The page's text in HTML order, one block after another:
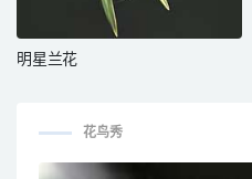
明星兰花
花鸟秀